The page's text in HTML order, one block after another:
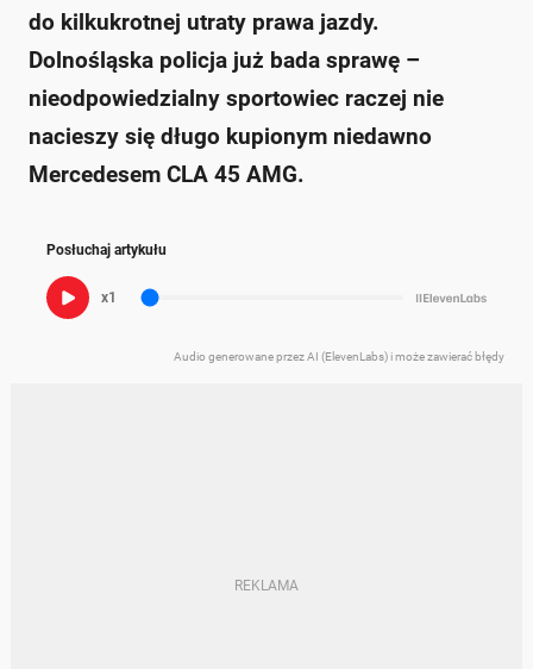
do kilkukrotnej utraty prawa jazdy.
Dolnośląska policja już bada sprawę –
nieodpowiedzialny sportowiec raczej nie
nacieszy się długo kupionym niedawno
Mercedesem CLA 45 AMG.
Posłuchaj artykułu
x1
Audio generowane przez AI (ElevenLabs) i może zawierać błędy